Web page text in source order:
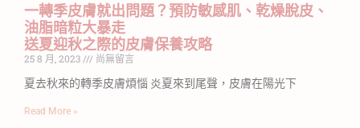
一轉季皮膚就出問題？預防敏感肌、乾燥脫皮、
油脂暗粒大暴走
送夏迎秋之際的皮膚保養攻略
25 8 月, 2023
尚無留言
夏去秋來的轉季皮膚煩惱 炎夏來到尾聲，皮膚在陽光下
Read More »